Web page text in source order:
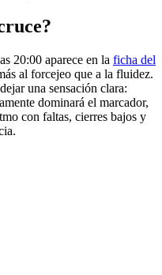
20:00 aparece en la ficha del
al forcejeo que a la fluidez.
una sensación clara:
dominará el marcador,
con faltas, cierres bajos y